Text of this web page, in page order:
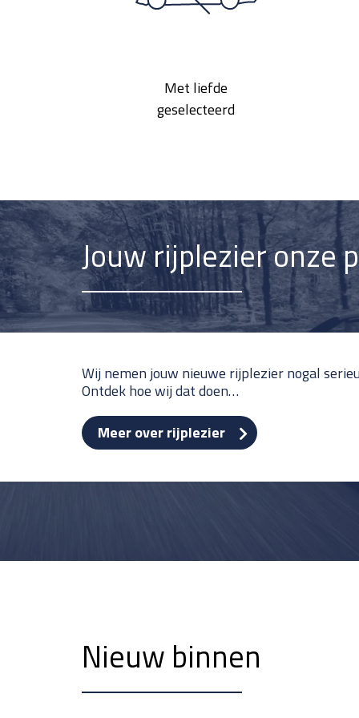
Met liefde
geselecteerd
Jouw rijplezier onze
Wij nemen jouw nieuwe rijplezier nogal
Ontdek hoe wij dat doen…
Meer over rijplezier
Nieuw binnen